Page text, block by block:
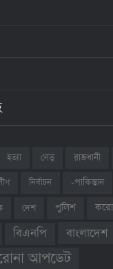
হত্যা সেতু রাজধানী
নির্বাচন -পাকিস্তান
দেশ পুলিশ
বিএনপি বাংলাদেশ
আপডেট